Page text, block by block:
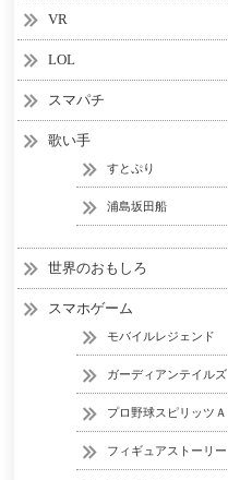
VR
LOL
スマパチ
歌い手
すとぷり
浦島坂田船
世界のおもしろ
スマホゲーム
モバイルレジェンド
ガーディアンテイルズ
プロ野球スピリッツＡ
フィギュアストーリー